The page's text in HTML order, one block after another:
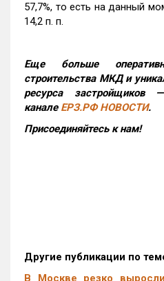
57,7%, то есть на данный
14,2 п. п.
Еще больше
строительства МКД и
ресурса
канале ЕРЗ.РФ НОВОСТИ.
Присоединяйтесь к нам!
Другие публикации по
В Москве резко